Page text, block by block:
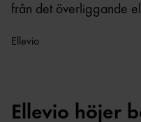
från det överliggande
Ellevio
Ellevio höjer